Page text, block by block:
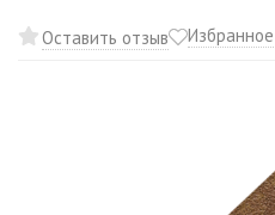
Оставить отзыв Избранное